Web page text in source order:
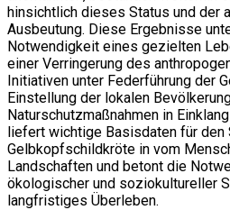
hinsichtlich dieses Status und der
Ausbeutung. Diese Ergebnisse
Notwendigkeit eines gezielten
einer Verringerung des
Initiativen unter Federführung der
Einstellung der lokalen
Naturschutzmaßnahmen in
liefert wichtige Basisdaten für den
Gelbkopfschildkröte in vom
Landschaften und betont die
ökologischer und soziokultureller
langfristiges Überleben.